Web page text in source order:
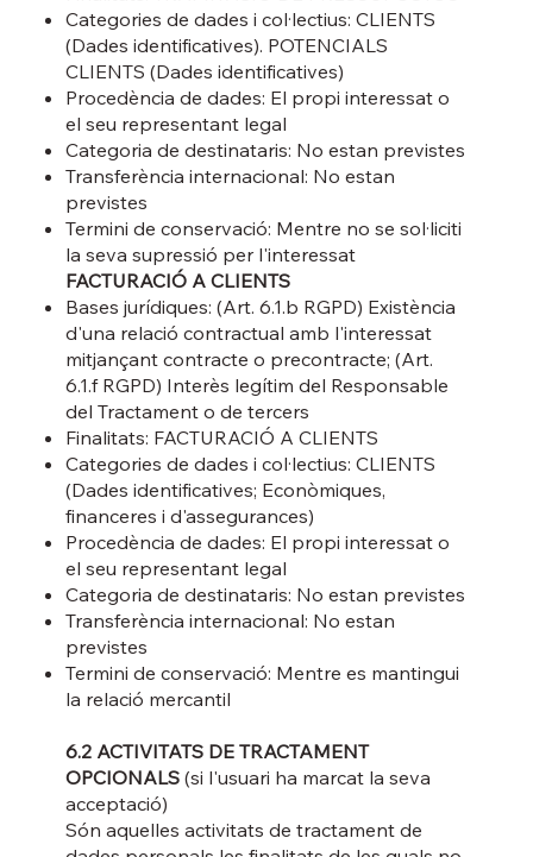
Categories de dades i col·lectius: CLIENTS
(Dades identificatives). POTENCIALS
CLIENTS (Dades identificatives)
Procedència de dades: El propi interessat o
el seu representant legal
Categoria de destinataris: No estan previstes
Transferència internacional: No estan
previstes
Termini de conservació: Mentre no se sol·liciti
la seva supressió per l'interessat
FACTURACIÓ A CLIENTS
Bases jurídiques: (Art. 6.1.b RGPD) Existència
d'una relació contractual amb l'interessat
mitjançant contracte o precontracte; (Art.
6.1.f RGPD) Interès legítim del Responsable
del Tractament o de tercers
Finalitats: FACTURACIÓ A CLIENTS
Categories de dades i col·lectius: CLIENTS
(Dades identificatives; Econòmiques,
financeres i d'assegurances)
Procedència de dades: El propi interessat o
el seu representant legal
Categoria de destinataris: No estan previstes
Transferència internacional: No estan
previstes
Termini de conservació: Mentre es mantingui
la relació mercantil
6.2 ACTIVITATS DE TRACTAMENT
OPCIONALS(si l'usuari ha marcat la seva
acceptació)
Són aquelles activitats de tractament de